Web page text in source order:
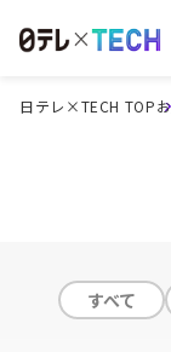
日テレ×TECH TOP
すべて